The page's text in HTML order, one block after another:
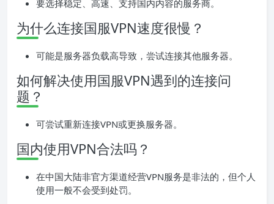
要选择稳定、高速、支持国内内容的服务商。
为什么连接国服VPN速度很慢？
可能是服务器负载高导致，尝试连接其他服务器。
如何解决使用国服VPN遇到的连接问
题？
可尝试重新连接VPN或更换服务器。
国内使用VPN合法吗？
在中国大陆非官方渠道经营VPN服务是非法的，但个人
使用一般不会受到处罚。